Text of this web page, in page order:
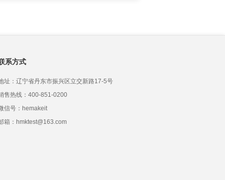
系方式
址：辽宁省丹东市振兴区立交新路17-5号
售热线：400-851-0200
信号：hemakeit
箱：hmktest@163.com